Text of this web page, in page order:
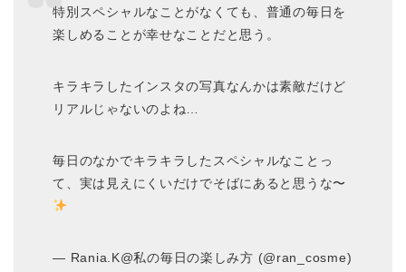
特別スペシャルなことがなくても、普通の毎日を
楽しめることが幸せなことだと思う。
キラキラしたインスタの写真なんかは素敵だけど
リアルじゃないのよね…
毎日のなかでキラキラしたスペシャルなことっ
て、実は見えにくいだけでそばにあると思うな〜
— Rania.K@私の毎日の楽しみ方 (@ran_cosme)